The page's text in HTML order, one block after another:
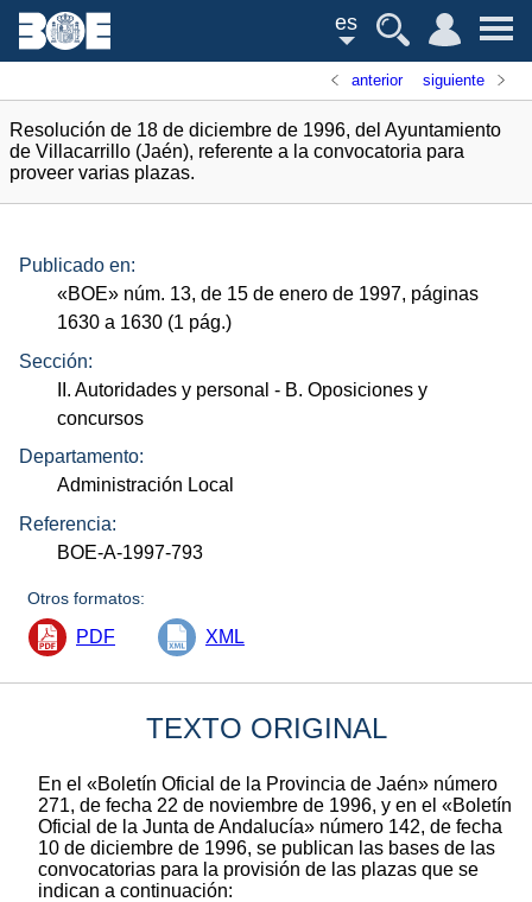
es
anterior siguiente
Resolución de 18 de diciembre de 1996, del Ayuntamiento
de Villacarrillo (Jaén), referente a la convocatoria para
proveer varias plazas.
Publicado en:
«BOE» núm. 13, de 15 de enero de 1997, páginas
1630 a 1630 (1 pág.)
Sección:
II. Autoridades y personal - B. Oposiciones y
concursos
Departamento:
Administración Local
Referencia:
BOE-A-1997-793
Otros formatos:
PDF XML
TEXTO ORIGINAL
En el «Boletín Oficial de la Provincia de Jaén» número
271, de fecha 22 de noviembre de 1996, y en el «Boletín
Oficial de la Junta de Andalucía» número 142, de fecha
10 de diciembre de 1996, se publican las bases de las
convocatorias para la provisión de las plazas que se
indican a continuación: